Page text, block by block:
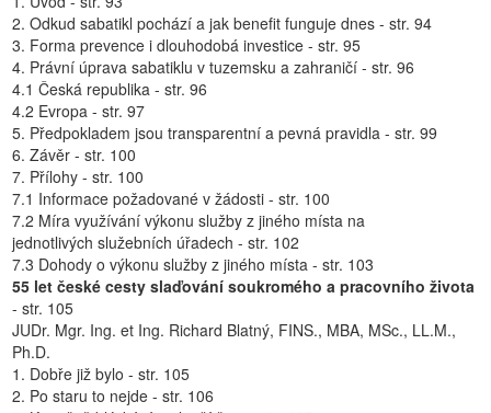
2. Odkud sabatikl pochází a jak benefit funguje dnes - str. 94
3. Forma prevence i dlouhodobá investice - str. 95
4. Právní úprava sabatiklu v tuzemsku a zahraničí - str. 96
4.1 Česká republika - str. 96
4.2 Evropa - str. 97
5. Předpokladem jsou transparentní a pevná pravidla - str. 99
6. Závěr - str. 100
7. Přílohy - str. 100
7.1 Informace požadované v žádosti - str. 100
7.2 Míra využívání výkonu služby z jiného místa na
jednotlivých služebních úřadech - str. 102
7.3 Dohody o výkonu služby z jiného místa - str. 103
55 let české cesty slaďování soukromého a pracovního života
- str. 105
JUDr. Mgr. Ing. et Ing. Richard Blatný, FINS., MBA, MSc., LL.M.,
Ph.D.
1. Dobře již bylo - str. 105
2. Po staru to nejde - str. 106